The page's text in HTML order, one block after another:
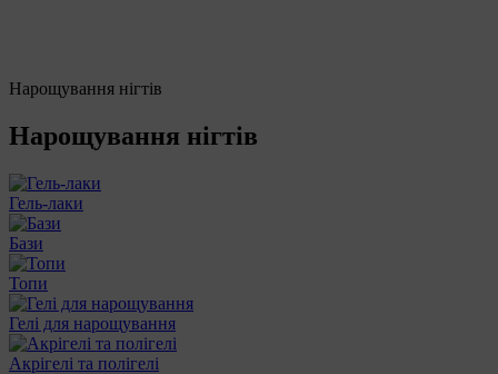
Нарощування нігтів
Нарощування нігтів
Гель-лаки
Бази
Топи
Гелі для нарощування
Акрігелі та полігелі